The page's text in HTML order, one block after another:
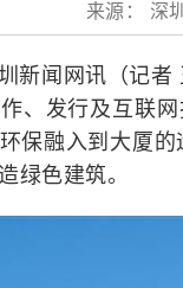
来源： 深
新闻网讯（记
、发行及互联
保融入到大厦
绿色建筑。